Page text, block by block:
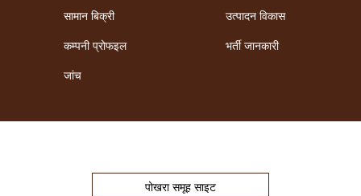
सामान बिक्री
उत्पादन विकास
कम्पनी प्रोफइल
भर्ती जानकारी
जांच
पोखरा समूह साइट